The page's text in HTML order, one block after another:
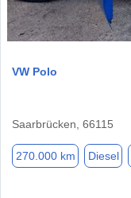
VW Polo
Saarbrücken, 66115
270.000 km Diesel